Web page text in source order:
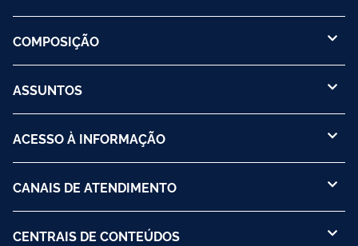
COMPOSIÇÃO
ASSUNTOS
ACESSO À INFORMAÇÃO
CANAIS DE ATENDIMENTO
CENTRAIS DE CONTEÚDOS